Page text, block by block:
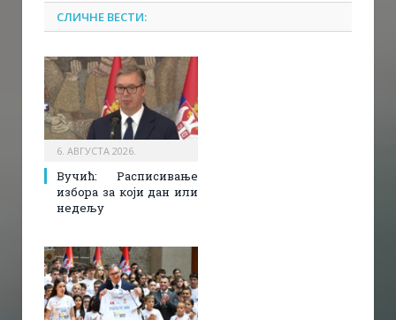
СЛИЧНЕ ВЕСТИ:
6. АВГУСТА 2026.
Вучић: Расписивање
избора за који дан или
недељу